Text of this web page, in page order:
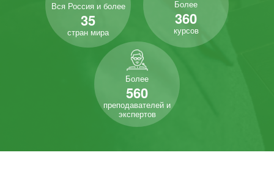
Вся Россия и более
35
стран мира
Более
360
курсов
Более
560
преподавателей и
экспертов